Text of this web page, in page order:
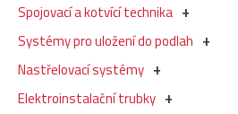
Spojovací a kotvící technika
Systémy pro uložení do podlah
Nastřelovací systémy
Elektroinstalační trubky